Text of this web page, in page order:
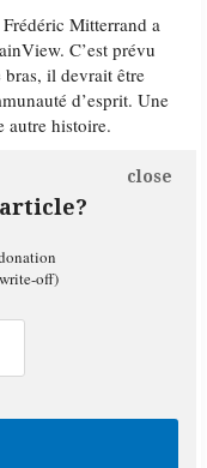
Mitterrand a
C’est prévu
il devrait être
d’esprit. Une
autre histoire.
close
off)